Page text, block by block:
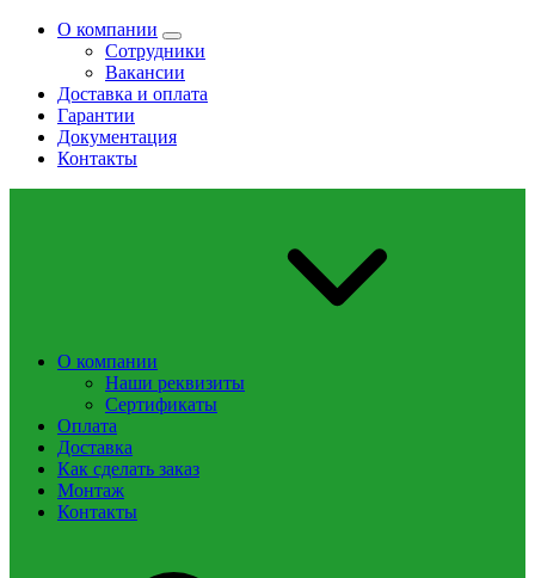
О компании
Сотрудники
Вакансии
Доставка и оплата
Гарантии
Документация
Контакты
О компании
Наши реквизиты
Сертификаты
Оплата
Доставка
Как сделать заказ
Монтаж
Контакты